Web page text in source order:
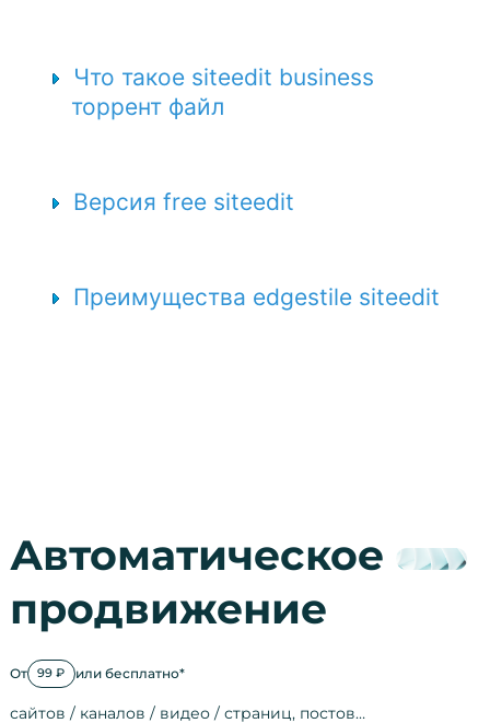
Что такое siteedit business
торрент файл
Версия free siteedit
Преимущества edgestile siteedit
Автоматическое
продвижение
От 99 ₽ или бесплатно*
сайтов / каналов / видео / страниц, постов…